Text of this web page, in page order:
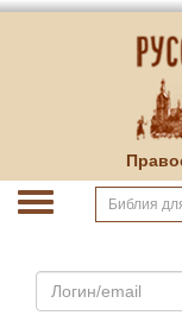
Email